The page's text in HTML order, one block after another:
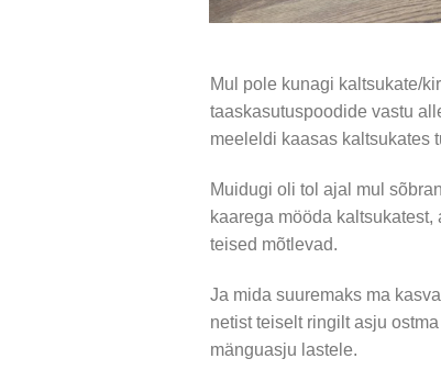
Mul pole kunagi kaltsukate/
taaskasutuspoodide vastu
meeleldi kaasas kaltsukates
Muidugi oli tol ajal mul
kaarega mööda
teised mõtlevad.
Ja mida suuremaks ma
netist teiselt ringilt asju
mänguasju lastele.